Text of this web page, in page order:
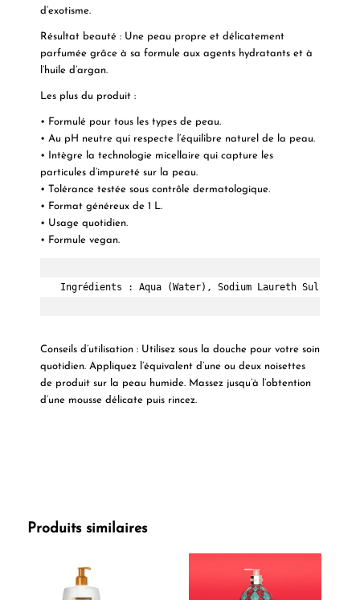
d’exotisme.
Résultat beauté :Une peau propre et délicatement
parfumée grâce à sa formule aux agents hydratants et à
l’huile d’argan.
Les plus du produit :
• Formulé pour tous les types de peau.
• Au pH neutre qui respecte l’équilibre naturel de la peau.
• Intègre la technologie micellaire qui capture les
particules d’impureté sur la peau.
• Tolérance testée sous contrôle dermatologique.
• Format généreux de 1 L.
• Usage quotidien.
• Formule vegan.
Ingrédients : Aqua (Water), Sodium Laureth Sulfate,
Conseils d’utilisation :Utilisez sous la douche pour votre soin
quotidien. Appliquez l’équivalent d’une ou deux noisettes
de produit sur la peau humide. Massez jusqu’à l’obtention
d’une mousse délicate puis rincez.
Produits similaires